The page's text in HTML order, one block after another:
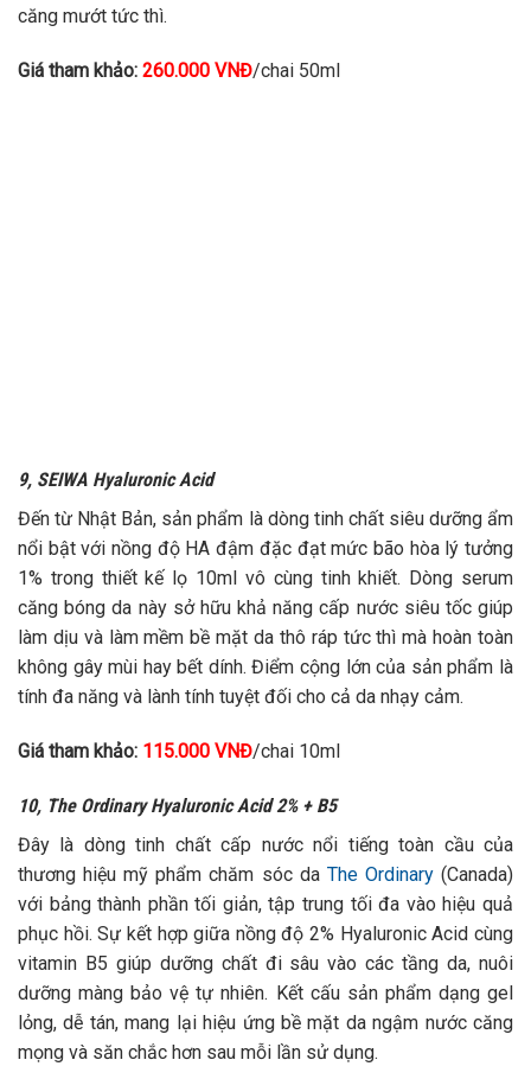
căng mướt tức thì.
Giá tham khảo: 260.000 VNĐ/chai 50ml
9, SEIWA Hyaluronic Acid
Đến từ Nhật Bản, sản phẩm là dòng tinh chất siêu dưỡng ẩm
nổi bật với nồng độ HA đậm đặc đạt mức bão hòa lý tưởng
1% trong thiết kế lọ 10ml vô cùng tinh khiết. Dòng serum
căng bóng da này sở hữu khả năng cấp nước siêu tốc giúp
làm dịu và làm mềm bề mặt da thô ráp tức thì mà hoàn toàn
không gây mùi hay bết dính. Điểm cộng lớn của sản phẩm là
tính đa năng và lành tính tuyệt đối cho cả da nhạy cảm.
Giá tham khảo: 115.000 VNĐ/chai 10ml
10, The Ordinary Hyaluronic Acid 2% + B5
Đây là dòng tinh chất cấp nước nổi tiếng toàn cầu của
thương hiệu mỹ phẩm chăm sóc da The Ordinary(Canada)
với bảng thành phần tối giản, tập trung tối đa vào hiệu quả
phục hồi. Sự kết hợp giữa nồng độ 2% Hyaluronic Acid cùng
vitamin B5 giúp dưỡng chất đi sâu vào các tầng da, nuôi
dưỡng màng bảo vệ tự nhiên. Kết cấu sản phẩm dạng gel
lỏng, dễ tán, mang lại hiệu ứng bề mặt da ngậm nước căng
mọng và săn chắc hơn sau mỗi lần sử dụng.